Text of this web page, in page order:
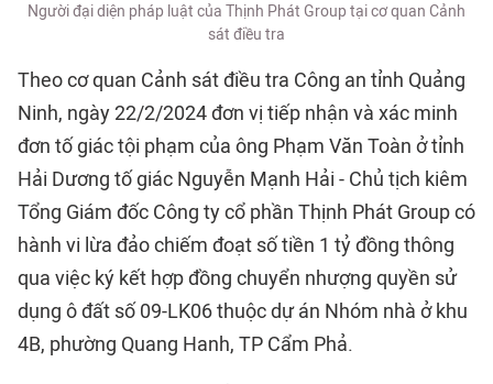
Người đại diện pháp luật của Thịnh Phát Group tại cơ quan Cảnh
sát điều tra
Theo cơ quan Cảnh sát điều tra Công an tỉnh Quảng
Ninh, ngày 22/2/2024 đơn vị tiếp nhận và xác minh
đơn tố giác tội phạm của ông Phạm Văn Toàn ở tỉnh
Hải Dương tố giác Nguyễn Mạnh Hải - Chủ tịch kiêm
Tổng Giám đốc Công ty cổ phần Thịnh Phát Group có
hành vi lừa đảo chiếm đoạt số tiền 1 tỷ đồng thông
qua việc ký kết hợp đồng chuyển nhượng quyền sử
dụng ô đất số 09-LK06 thuộc dự án Nhóm nhà ở khu
4B, phường Quang Hanh, TP Cẩm Phả.